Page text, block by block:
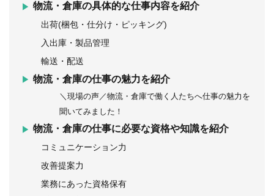
物流・倉庫の具体的な仕事内容を紹介
出荷(梱包・仕分け・ピッキング)
入出庫・製品管理
輸送・配送
物流・倉庫の仕事の魅力を紹介
＼現場の声／物流・倉庫で働く人たちへ仕事の魅力を
聞いてみました！
物流・倉庫の仕事に必要な資格や知識を紹介
コミュニケーション力
改善提案力
業務にあった資格保有